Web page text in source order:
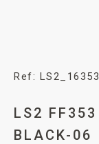
Ref:
LS2
BLACK-06